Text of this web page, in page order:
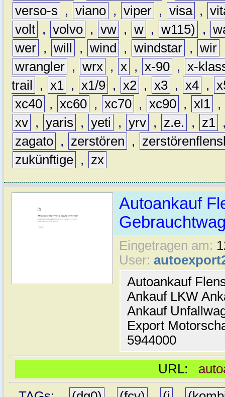
verso-s
, viano , viper , visa ,
volt , volvo , vw , w , w115) ,
wer , will , wind , windstar , wir
wrangler , wrx , x , x-90 , x-
trail
, x1 , x1/9 , x2 , x3 , x4 ,
xc40 , xc60 , xc70 , xc90 , xl1 ,
xv , yaris , yeti , yrv , z.e. , z1
zagato , zerstören ,
zukünftige , zx
Autoankauf
Eingetragen am:
User:
Autoankauf
Ankauf LKW
Ankauf
Export
5944000
URL: